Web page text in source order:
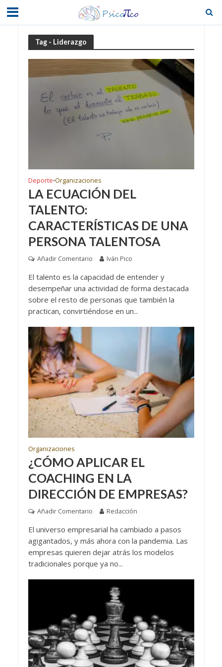
Tag - Liderazgo
Deporte•Organizaciones
LA ECUACIÓN DEL
TALENTO:
CARACTERÍSTICAS DE UNA
PERSONA TALENTOSA
Añadir Comentario Iván Pico
El talento es la capacidad de entender y
desempeñar una actividad de forma destacada
sobre el resto de personas que también la
practican, convirtiéndose en un...
Organizaciones
¿CÓMO APLICAR EL
COACHING EN LA
DIRECCIÓN DE EMPRESAS?
Añadir Comentario Redacción
El universo empresarial ha cambiado a pasos
agigantados, y más ahora con la pandemia. Las
empresas quieren dejar atrás los modelos
tradicionales porque ya no...